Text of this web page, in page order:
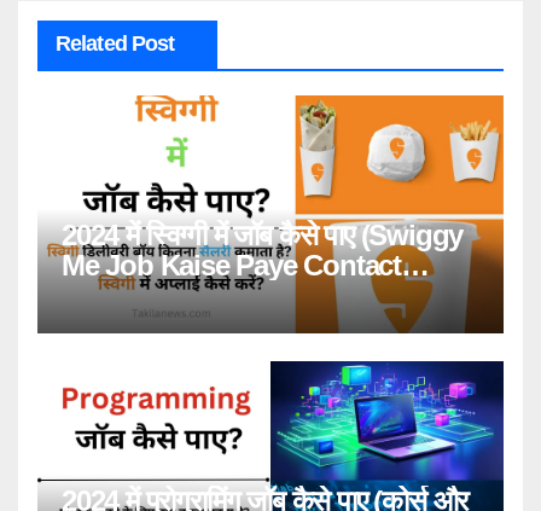
Related Post
2024 में स्विग्गी में जॉब कैसे पाए (Swiggy
Me Job Kaise Paye Contact
Number)
2024 में प्रोग्रामिंग जॉब कैसे पाए (कोर्स और